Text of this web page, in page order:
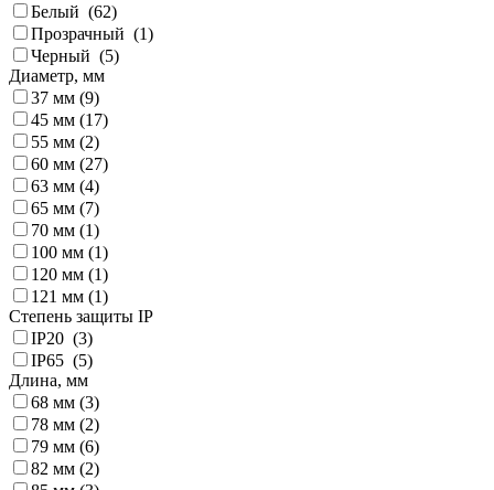
Белый (62)
Прозрачный (1)
Черный (5)
Диаметр, мм
37 мм (9)
45 мм (17)
55 мм (2)
60 мм (27)
63 мм (4)
65 мм (7)
70 мм (1)
100 мм (1)
120 мм (1)
121 мм (1)
Степень защиты IP
IP20 (3)
IP65 (5)
Длина, мм
68 мм (3)
78 мм (2)
79 мм (6)
82 мм (2)